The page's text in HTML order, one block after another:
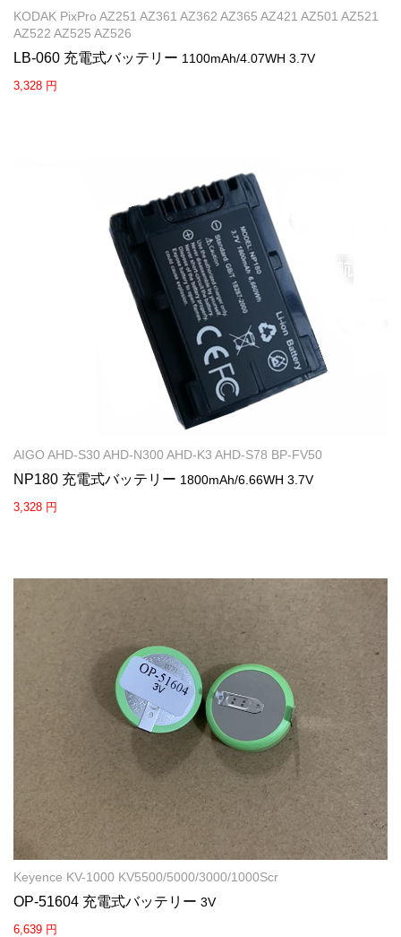
KODAK PixPro AZ251 AZ361 AZ362 AZ365 AZ421 AZ501 AZ521
AZ522 AZ525 AZ526
LB-060 充電式バッテリー 1100mAh/4.07WH 3.7V
3,328 円
AIGO AHD-S30 AHD-N300 AHD-K3 AHD-S78 BP-FV50
NP180 充電式バッテリー 1800mAh/6.66WH 3.7V
3,328 円
Keyence KV-1000 KV5500/5000/3000/1000Scr
OP-51604 充電式バッテリー 3V
6,639 円